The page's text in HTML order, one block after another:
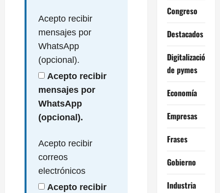
Acepto recibir
mensajes por
WhatsApp
(opcional).
Acepto recibir
mensajes por
WhatsApp
(opcional).
Acepto recibir
correos
electrónicos
Acepto recibir
Congreso
Destacados
Digitalización
de pymes
Economía
Empresas
Frases
Gobierno
Industria